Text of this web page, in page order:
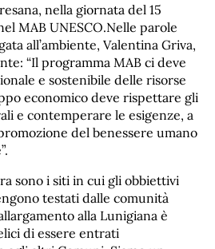
nella giornata del 15
MAB UNESCO.Nelle parole
all’ambiente, Valentina Griva,
“Il programma MAB ci deve
e sostenibile delle risorse
economico deve rispettare gli
e contemperare le esigenze, a
del benessere umano
sono i siti in cui gli obbiettivi
testati dalle comunità
alla Lunigiana è
di essere entrati